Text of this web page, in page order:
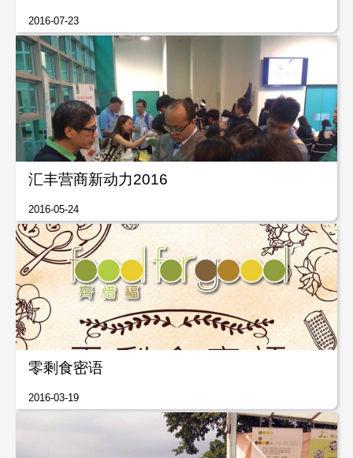
2016-07-23
汇丰营商新动力2016
2016-05-24
零剩食密语
2016-03-19